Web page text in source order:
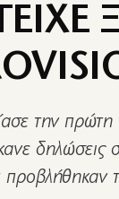
την
δηλώσεις